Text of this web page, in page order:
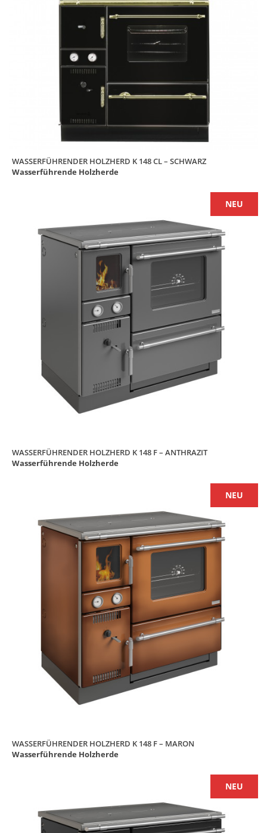
WASSERFÜHRENDER HOLZHERD K 148 CL – SCHWARZ
Wasserführende Holzherde
NEU
WASSERFÜHRENDER HOLZHERD K 148 F – ANTHRAZIT
Wasserführende Holzherde
NEU
WASSERFÜHRENDER HOLZHERD K 148 F – MARON
Wasserführende Holzherde
NEU